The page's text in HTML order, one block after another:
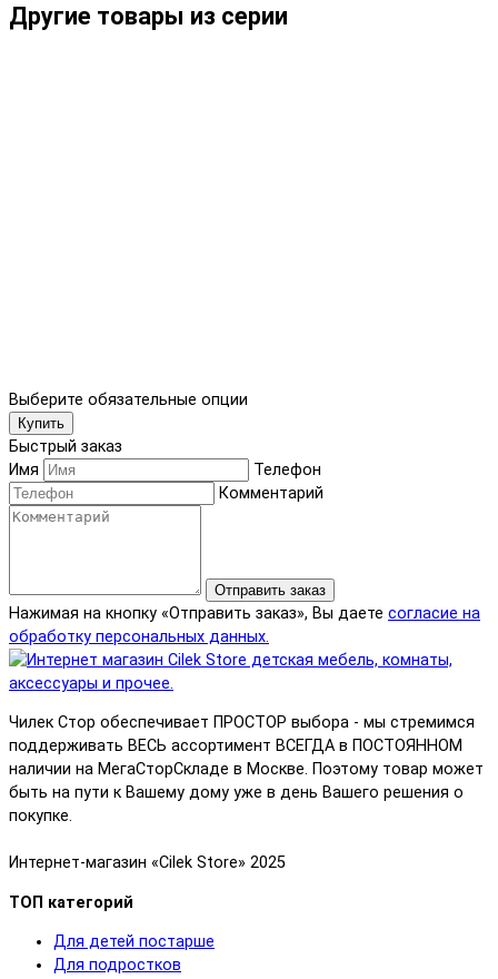
Другие товары из серии
Выберите обязательные опции
Купить
Быстрый заказ
Имя
Телефон
Комментарий
Отправить заказ
Нажимая на кнопку «Отправить заказ», Вы даете согласие на
обработку персональных данных.
Чилек Стор обеспечивает ПРОСТОР выбора - мы стремимся
поддерживать ВЕСЬ ассортимент ВСЕГДА в ПОСТОЯННОМ
наличии на МегаСторСкладе в Москве. Поэтому товар может
быть на пути к Вашему дому уже в день Вашего решения о
покупке.
Интернет-магазин «Cilek Store» 2025
ТОП категорий
Для детей постарше
Для подростков